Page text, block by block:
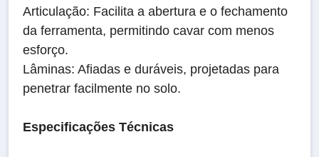
Articulação: Facilita a abertura e o fechamento
da ferramenta, permitindo cavar com menos
esforço.
Lâminas: Afiadas e duráveis, projetadas para
penetrar facilmente no solo.
Especificações Técnicas